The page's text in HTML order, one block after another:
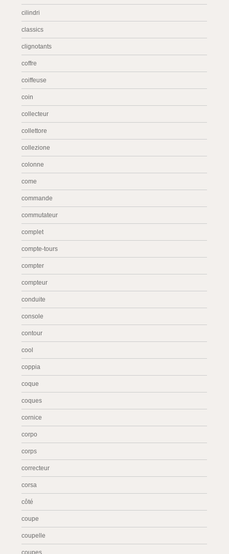
cilindri
classics
clignotants
coffre
coiffeuse
coin
collecteur
collettore
collezione
colonne
come
commande
commutateur
complet
compte-tours
compter
compteur
conduite
console
contour
cool
coppia
coque
coques
cornice
corpo
corps
correcteur
corsa
côté
coupe
coupelle
coupes